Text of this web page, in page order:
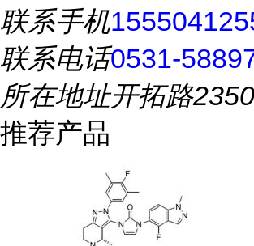
联系手机
联系电话0531-
所在地址开拓路
推荐产品